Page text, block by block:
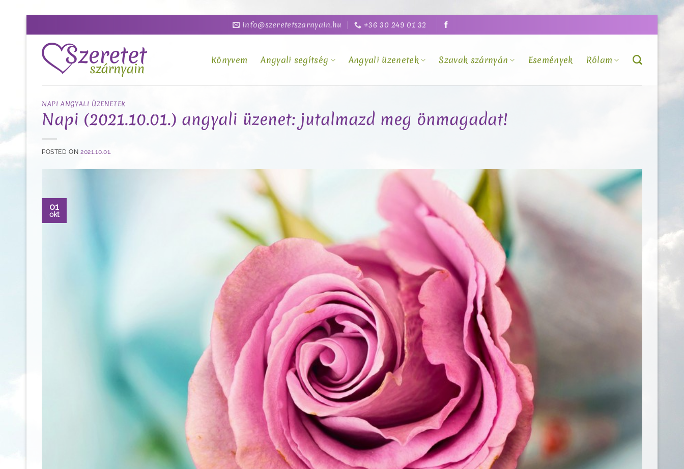
to
content
info@szeretetszarnyain.hu +36 30 249 01 32
Könyvem Angyali segítség Angyali üzenetek Szavak szárnyán Események Rólam
NAPI ANGYALI ÜZENETEK
Napi (2021.10.01.) angyali üzenet: jutalmazd meg önmagadat!
POSTED ON2021.10.01.
01
okt